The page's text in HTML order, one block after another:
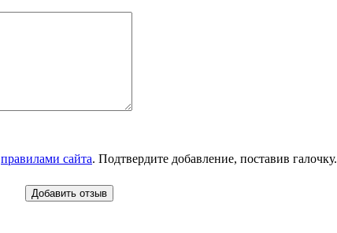
правилами сайта. Подтвердите добавление, поставив галочку.
Добавить отзыв